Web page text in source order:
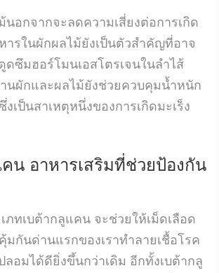
อกจากจะลดความเสี่ยงต่อการเกิด
ารในผักผลไม้ยังเป็นตัวสำคัญที่อาจ
ซึมฮอร์โมนเอสโตรเจนในลำไส้
นผักและผลไม้ยังช่วยควบคุมน้ำหนัก
เป็นสาเหตุหนึ่งของการเกิดมะเร็ง
คน อาหารเสริมที่ช่วยป้องกัน
ภทเบต้ากลูแคน จะช่วยให้เม็ดเลือด
มกันด่านแรกของเราทำลายเชื้อโรค
อมได้ดียิ่งขึ้นกว่าเดิม อีกทั้งเบต้ากลู